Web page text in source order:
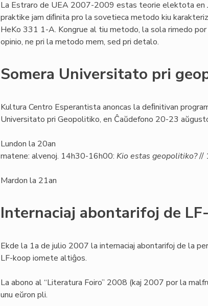
La Estraro de UEA 2007-2009 estas teorie elektota en
praktike jam diﬁnita pro la sovetieca metodo kiu
HeKo 331 1-A. Kongrue al tiu metodo, la sola rimedo
opinio, ne pri la metodo mem, sed pri detalo.
Somera Universitato pri
Kultura Centro Esperantista anoncas la deﬁnitivan
Universitato pri Geopolitiko, en Ĉaŭdefono 20-23
Lundon la 20an
matene: alvenoj. 14h30-16h00: Kio estas geopolitiko?//
Mardon la 21an
Internaciaj abontarifoj de
Ekde la 1a de julio 2007 la internaciaj abontarifoj de la
LF-koop iomete altiĝos.
La abono al “Literatura Foiro” 2008 (kaj 2007 por la
unu eŭron pli.